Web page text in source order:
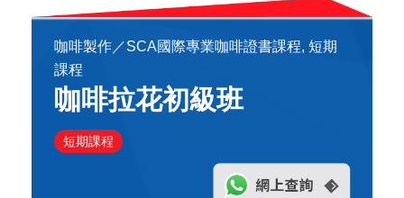
咖啡製作／SCA國際專業咖啡證書課程, 短期
課程
咖啡拉花初級班
短期課程